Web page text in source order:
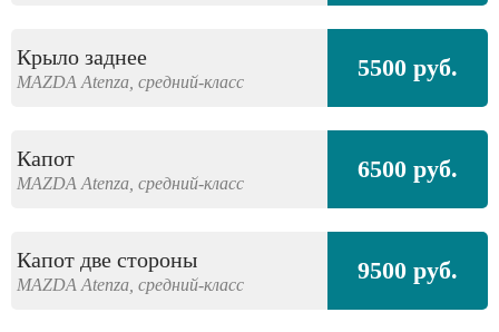
Крыло заднее
MAZDA Atenza, средний-класс 5500 руб.
Капот
MAZDA Atenza, средний-класс 6500 руб.
Капот две стороны
MAZDA Atenza, средний-класс 9500 руб.